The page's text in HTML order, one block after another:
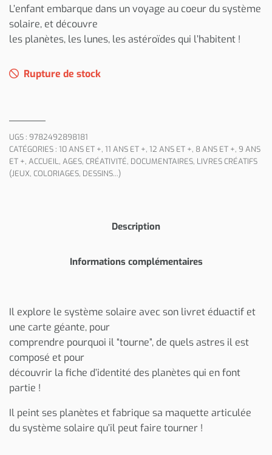
L’enfant embarque dans un voyage au coeur du système
solaire, et découvre
les planètes, les lunes, les astéroïdes qui l’habitent !
Rupture de stock
UGS : 9782492898181
CATÉGORIES : 10 ANS ET +, 11 ANS ET +, 12 ANS ET +, 8 ANS ET +, 9 ANS
ET +, ACCUEIL, AGES, CRÉATIVITÉ, DOCUMENTAIRES, LIVRES CRÉATIFS
(JEUX, COLORIAGES, DESSINS...)
Description
Informations complémentaires
Il explore le système solaire avec son livret éduactif et
une carte géante, pour
comprendre pourquoi il “tourne”, de quels astres il est
composé et pour
découvrir la fiche d’identité des planètes qui en font
partie !
Il peint ses planètes et fabrique sa maquette articulée
du système solaire qu’il peut faire tourner !